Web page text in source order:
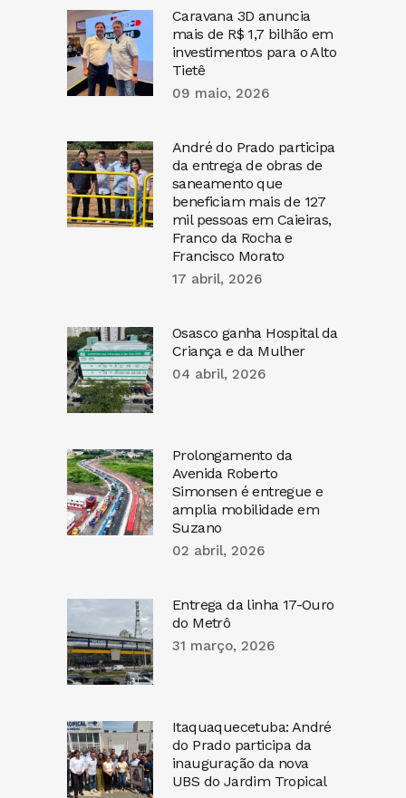
Caravana 3D anuncia
mais de R$ 1,7 bilhão em
investimentos para o Alto
Tietê
09 maio, 2026
André do Prado participa
da entrega de obras de
saneamento que
beneficiam mais de 127
mil pessoas em Caieiras,
Franco da Rocha e
Francisco Morato
17 abril, 2026
Osasco ganha Hospital da
Criança e da Mulher
04 abril, 2026
Prolongamento da
Avenida Roberto
Simonsen é entregue e
amplia mobilidade em
Suzano
02 abril, 2026
Entrega da linha 17-Ouro
do Metrô
31 março, 2026
Itaquaquecetuba: André
do Prado participa da
inauguração da nova
UBS do Jardim Tropical